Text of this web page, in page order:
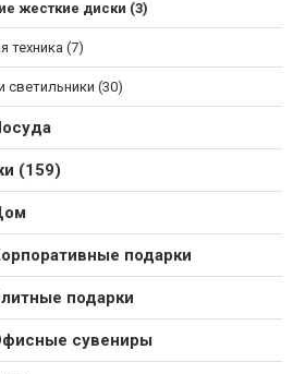
жесткие диски (3)
техника (7)
светильники (30)
(159)
подарки
подарки
сувениры